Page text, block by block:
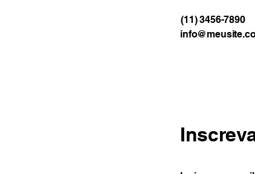
(11) 3456-7890